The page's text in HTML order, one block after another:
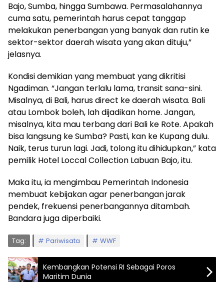
Bajo, Sumba, hingga Sumbawa. Permasalahannya
cuma satu, pemerintah harus cepat tanggap
melakukan penerbangan yang banyak dan rutin ke
sektor-sektor daerah wisata yang akan dituju,”
jelasnya.
Kondisi demikian yang membuat yang dikritisi
Ngadiman. “Jangan terlalu lama, transit sana-sini.
Misalnya, di Bali, harus direct ke daerah wisata. Bali
atau Lombok boleh, lah dijadikan home. Jangan,
misalnya, kita mau terbang dari Bali ke Rote. Apakah
bisa langsung ke Sumba? Pasti, kan ke Kupang dulu.
Naik, terus turun lagi. Jadi, tolong itu dihidupkan,” kata
pemilik Hotel Loccal Collection Labuan Bajo, itu.
Maka itu, ia mengimbau Pemerintah Indonesia
membuat kebijakan agar penerbangan jarak
pendek, frekuensi penerbangannya ditambah.
Bandara juga diperbaiki.
Tag: Pariwisata WWF
Kembangkan Potensi RI Sebagai Poros
Maritim Dunia